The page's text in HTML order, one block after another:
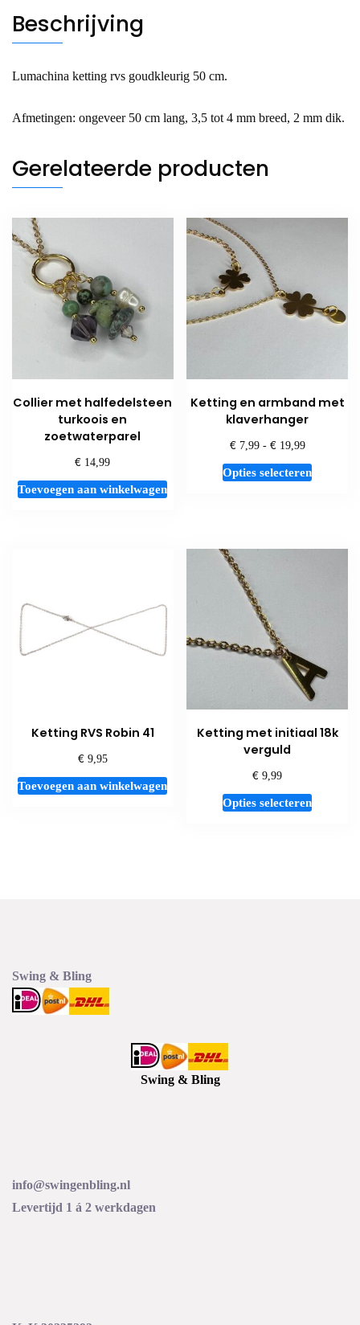
Beschrijving
Lumachina ketting rvs goudkleurig 50 cm.
Afmetingen: ongeveer 50 cm lang, 3,5 tot 4 mm breed, 2 mm dik.
Gerelateerde producten
Collier met halfedelsteen
turkoois en
zoetwaterparel
€ 14,99
Toevoegen aan winkelwagen
Ketting en armband met
klaverhanger
€7,99 - €19,99Prijsklasse:
tot
Opties selecterenDit
op
de
Ketting RVS Robin 41
€9,95
Toevoegen aan winkelwagen
Ketting met initiaal 18k
verguld
€ 9,99
Opties selecterenDit
Swing & Bling
Swing & Bling
info@swingenbling.nl
Levertijd 1 á 2 werkdagen